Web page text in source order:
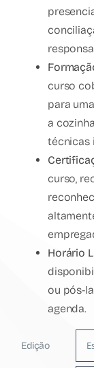
curso
para
a
técnicas
curso,
Horário
ou pós-
agenda.
Edição